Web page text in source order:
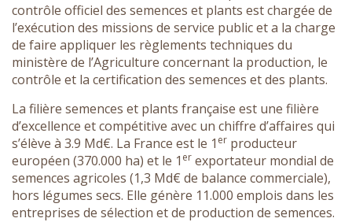
contrôle officiel des semences et plants est chargée de
l’exécution des missions de service public et a la charge
de faire appliquer les règlements techniques du
ministère de l’Agriculture concernant la production, le
contrôle et la certification des semences et des plants.
La filière semences et plants française est une filière
d’excellence et compétitive avec un chiffre d’affaires qui
s’élève à 3.9 Md€. La France est le 1 er producteur
européen (370.000 ha) et le 1 er exportateur mondial de
semences agricoles (1,3 Md€ de balance commerciale),
hors légumes secs. Elle génère 11.000 emplois dans les
entreprises de sélection et de production de semences.